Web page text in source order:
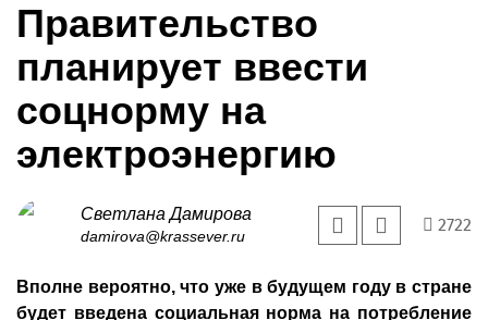
Правительство
планирует ввести
соцнорму на
электроэнергию
Светлана Дамирова
damirova@krassever.ru
2722
Вполне вероятно, что уже в будущем году в стране
будет введена социальная норма на потребление